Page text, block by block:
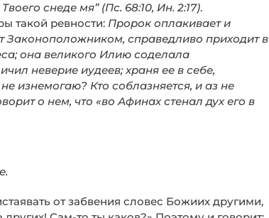
снеде мя” (Пс. 68:10, Ин. 2:17).
такой ревности: Пророк оплакивает и
Законоположником, справедливо приходит в
она великого Илию соделала
неверие иудеев; храня ее в себе,
изнемогаю? Кто соблазняется, и аз не
о нем, что «во Афинах стенал дух его в
от забвения словес Божиих другими,